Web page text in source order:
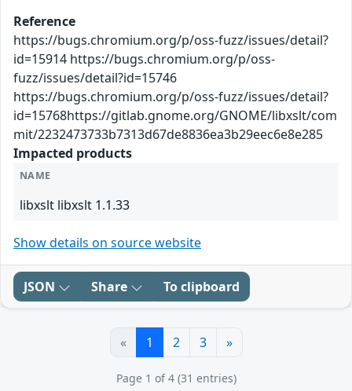
Reference
https://bugs.chromium.org/p/oss-fuzz/issues/detail?
id=15914 https://bugs.chromium.org/p/oss-
fuzz/issues/detail?id=15746
https://bugs.chromium.org/p/oss-fuzz/issues/detail?
id=15768https://gitlab.gnome.org/GNOME/libxslt/com
mit/2232473733b7313d67de8836ea3b29eec6e8e285
Impacted products
NAME
libxslt libxslt 1.1.33
Show details on source website
JSON Share To clipboard
« 1 2 3 »
Page 1 of 4 (31 entries)